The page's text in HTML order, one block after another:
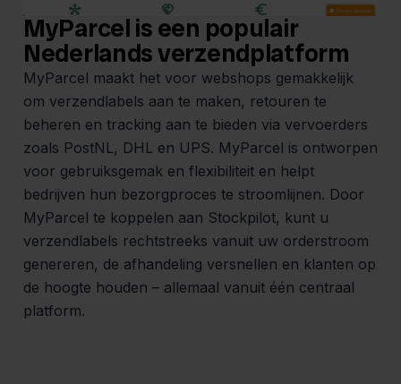
MyParcel is een populair
Nederlands verzendplatform
MyParcel maakt het voor webshops gemakkelijk
om verzendlabels aan te maken, retouren te
beheren en tracking aan te bieden via vervoerders
zoals PostNL, DHL en UPS. MyParcel is ontworpen
voor gebruiksgemak en flexibiliteit en helpt
bedrijven hun bezorgproces te stroomlijnen. Door
MyParcel te koppelen aan Stockpilot, kunt u
verzendlabels rechtstreeks vanuit uw orderstroom
genereren, de afhandeling versnellen en klanten op
de hoogte houden – allemaal vanuit één centraal
platform.